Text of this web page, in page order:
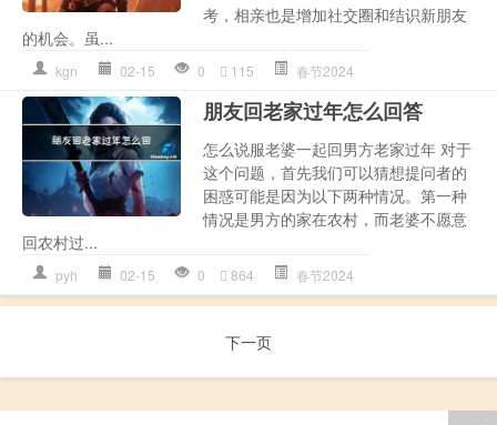
考，相亲也是增加社交圈和结识新朋友
的机会。虽...
kgn 02-15 0 115 春节2024
朋友回老家过年怎么回答
怎么说服老婆一起回男方老家过年 对于
这个问题，首先我们可以猜想提问者的
困惑可能是因为以下两种情况。第一种
情况是男方的家在农村，而老婆不愿意
回农村过...
pyh 02-15 0 864 春节2024
下一页